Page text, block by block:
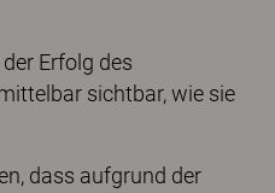
Erfolg des
sichtbar, wie sie
dass aufgrund der